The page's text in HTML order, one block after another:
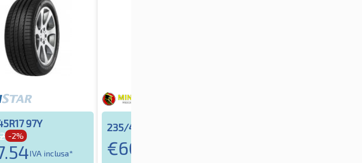
97Y
-2%
IVA inclusa*
235/45R17 97Y
€60.43